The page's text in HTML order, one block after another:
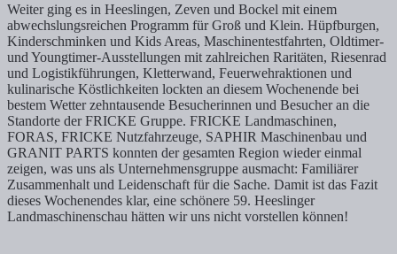
Weiter ging es in Heeslingen, Zeven und Bockel mit einem
abwechslungsreichen Programm für Groß und Klein. Hüpfburgen,
Kinderschminken und Kids Areas, Maschinentestfahrten, Oldtimer-
und Youngtimer-Ausstellungen mit zahlreichen Raritäten, Riesenrad
und Logistikführungen, Kletterwand, Feuerwehraktionen und
kulinarische Köstlichkeiten lockten an diesem Wochenende bei
bestem Wetter zehntausende Besucherinnen und Besucher an die
Standorte der FRICKE Gruppe. FRICKE Landmaschinen,
FORAS, FRICKE Nutzfahrzeuge, SAPHIR Maschinenbau und
GRANIT PARTS konnten der gesamten Region wieder einmal
zeigen, was uns als Unternehmensgruppe ausmacht: Familiärer
Zusammenhalt und Leidenschaft für die Sache. Damit ist das Fazit
dieses Wochenendes klar, eine schönere 59. Heeslinger
Landmaschinenschau hätten wir uns nicht vorstellen können!